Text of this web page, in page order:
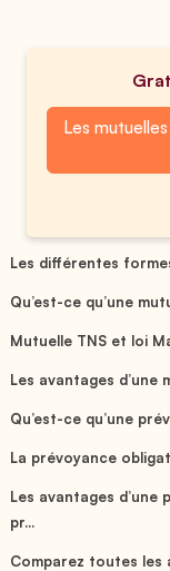
Les
Les différentes
Qu’est-ce qu’une
Mutuelle TNS et loi
Les avantages d’une
Qu’est-ce qu’une
La prévoyance
Les avantages d’une
pr...
Comparez toutes les